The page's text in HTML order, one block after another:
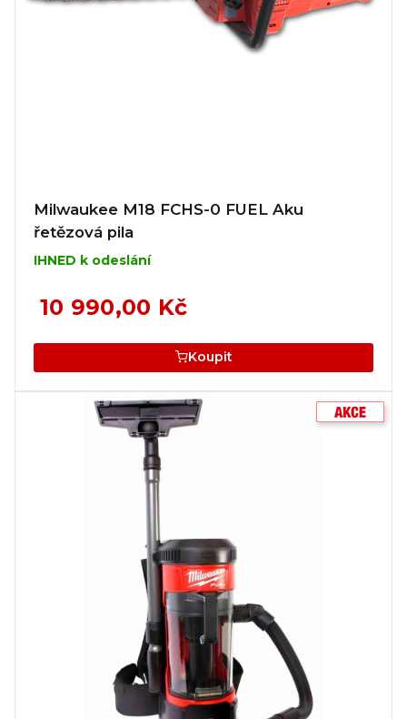
Milwaukee M18 FCHS-0 FUEL Aku
řetězová pila
IHNED k odeslání
10 990,00 Kč
Koupit